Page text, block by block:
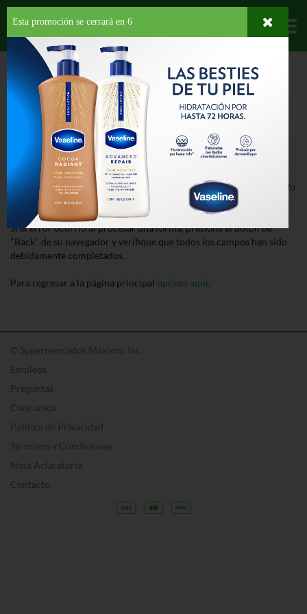
Departamentos
HOME ERROR
¡Lo Sentimos!
Nuestro sistema ha detectado un error al procesar la página.
Detalle del Error:
El producto que buscas está suspendido o ha sido
descontinuado.
Si el error ocurrió al procesar una forma, presione el botón de
"Back" de su navegador y verifique que todos los campos han sido
debidamente completados.
Para regresar a la página principal oprima aquí.
© Supermercados Máximo, Inc.
Empleos
Preguntas
Concursos
Política de Privacidad
Términos y Condiciones
Nota Aclaratoria
Contacto
Esta promoción se cerrará en 6